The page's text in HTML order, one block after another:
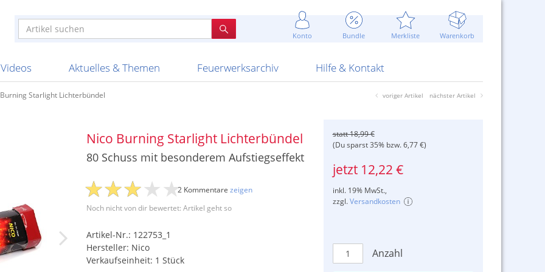
Konto Bundle Merkliste Warenkorb
Schallerzeuger P1
Feuerwerk T1
Schachteln und Attrappen
Streich- und Bengalhölzer
Blitzschnell...
Sommerpreise u.v.m.
Videos
Knallkörper
Batterien
Aktuelles & Themen
Ladenverkauf 2024
20 Jahre Feuerwerksvitrine
Ausnahmegenehmigung
Sammlertreffen
Feuerwerksarchiv
Fireworks Apel Feuerwerk Argento Feuerwerk ARS Pirotecnia
BKV Vuurwerk Bothmer Pyrotechnik
Hilfe & Kontakt
Bestellschluss
Altersnachweis
Versanddienste
Gewerbetreibende
Kontaktformular
AGB
Starlight Lichterbündel voriger Artikel nächster Artikel
Nico Burning Starlight Lichterbündel
80 Schuss mit besonderem Aufstiegseffekt
Noch nicht von dir bewertet: Artikel geht so
2 Kommentare zeigen
Artikel-Nr.: 122753_1
Hersteller: Nico
Verkaufseinheit: 1 Stück
statt 18,99 €
(Du sparst 35% bzw. 6,77 €)
jetzt 12,22 €
inkl. 19% MwSt.,
zzgl.Versandkosten
Anzahl